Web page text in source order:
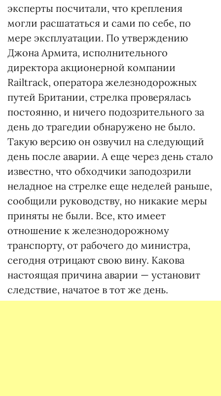
эксперты посчитали, что крепления
могли расшататься и сами по себе, по
мере эксплуатации. По утверждению
Джона Армита, исполнительного
директора акционерной компании
Railtrack, оператора железнодорожных
путей Британии, стрелка проверялась
постоянно, и ничего подозрительного за
день до трагедии обнаружено не было.
Такую версию он озвучил на следующий
день после аварии. А еще через день стало
известно, что обходчики заподозрили
неладное на стрелке еще неделей раньше,
сообщили руководству, но никакие меры
приняты не были. Все, кто имеет
отношение к железнодорожному
транспорту, от рабочего до министра,
сегодня отрицают свою вину. Какова
настоящая причина аварии — установит
следствие, начатое в тот же день.